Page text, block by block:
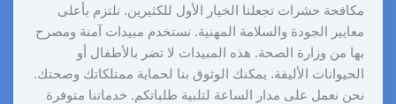
مكافحة حشرات تجعلنا الخيار الأول للكثيرين. نلتزم بأعلى
معايير الجودة والسلامة المهنية. نستخدم مبيدات آمنة ومصرح
بها من وزارة الصحة. هذه المبيدات لا تضر بالأطفال أو
الحيوانات الأليفة. يمكنك الوثوق بنا لحماية ممتلكاتك وصحتك.
نحن نعمل على مدار الساعة لتلبية طلباتكم. خدماتنا متوفرة